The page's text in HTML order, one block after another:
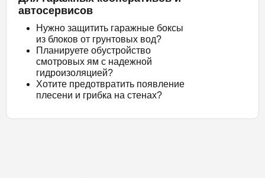
автосервисов
Нужно защитить гаражные боксы
из блоков от грунтовых вод?
Планируете обустройство
смотровых ям с надежной
гидроизоляцией?
Хотите предотвратить появление
плесени и грибка на стенах?